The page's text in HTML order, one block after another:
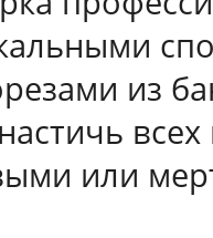
из
или